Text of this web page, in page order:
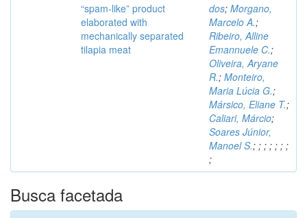
“spam-like” product
elaborated with
mechanically separated
tilapia meat
dos; Morgano,
Marcelo A.;
Ribeiro, Alline
Emannuele C.;
Oliveira, Aryane
R.; Monteiro,
Maria Lúcia G.;
Mársico, Eliane T.;
Caliari, Márcio;
Soares Júnior,
Manoel S.; ; ; ; ; ; ;
;
Busca facetada